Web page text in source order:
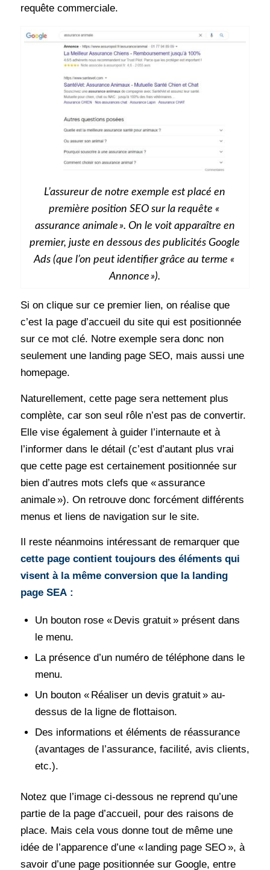
requête commerciale.
L’assureur de notre exemple est placé en
première position SEO sur la requête «
assurance animale ». On le voit apparaître en
premier, juste en dessous des publicités Google
Ads (que l’on peut identifier grâce au terme «
Annonce »).
Si on clique sur ce premier lien, on réalise que
c’est la page d’accueil du site qui est positionnée
sur ce mot clé. Notre exemple sera donc non
seulement une landing page SEO, mais aussi une
homepage.
Naturellement, cette page sera nettement plus
complète, car son seul rôle n’est pas de convertir.
Elle vise également à guider l’internaute et à
l’informer dans le détail (c’est d’autant plus vrai
que cette page est certainement positionnée sur
bien d’autres mots clefs que « assurance
animale »). On retrouve donc forcément différents
menus et liens de navigation sur le site.
Il reste néanmoins intéressant de remarquer que
cette page contient toujours des éléments qui
visent à la même conversion que la landing
page SEA :
Un bouton rose « Devis gratuit » présent dans
le menu.
La présence d’un numéro de téléphone dans le
menu.
Un bouton « Réaliser un devis gratuit » au-
dessus de la ligne de flottaison.
Des informations et éléments de réassurance
(avantages de l’assurance, facilité, avis clients,
etc.).
Notez que l’image ci-dessous ne reprend qu’une
partie de la page d’accueil, pour des raisons de
place. Mais cela vous donne tout de même une
idée de l’apparence d’une « landing page SEO », à
savoir d’une page positionnée sur Google, entre